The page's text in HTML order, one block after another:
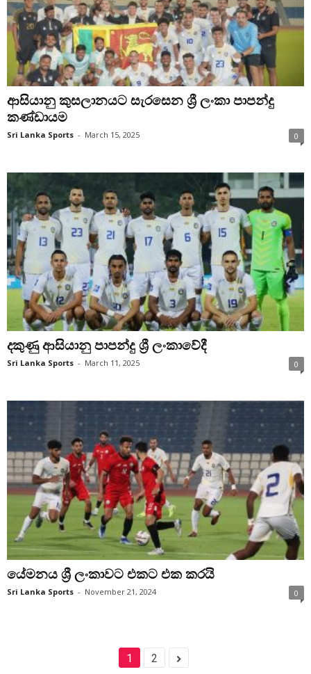
ආසියානු කුසලානයට සැරසෙන ශ්‍රී ලංකා පාපන්දු
කණ්ඩායම
Sri Lanka Sports - March 15, 2025 0
දකුණු ආසියානු පාපන්දු ශ්‍රී ලංකාවේදී
Sri Lanka Sports - March 11, 2025 0
යේමනය ශ්‍රී ලංකාවට එකට එක කරයි
Sri Lanka Sports - November 21, 2024 0
1 2